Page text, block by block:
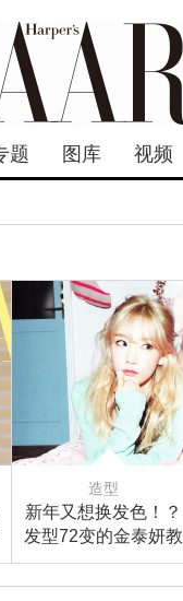
题 图库 视频
造型
新年又想换发色！？
发型72变的金泰妍教
你染后的头发要这样
护理